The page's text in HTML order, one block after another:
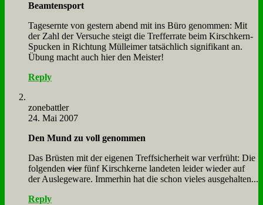
Be­am­ten­s­port
Ta­ges­ern­te von ge­stern abend mit ins Bü­ro ge­nom­men: Mit
der Zahl der Ver­su­che steigt die Tref­fer­ra­te beim Kirsch­kern-
Spucken in Rich­tung Müll­ei­mer tat­säch­lich si­gni­fi­kant an.
Übung macht auch hier den Mei­ster!
Reply
zone­batt­ler
24. Mai 2007
Den Mund zu voll ge­nom­men
Das Brü­sten mit der ei­ge­nen Treff­si­cher­heit war ver­früht: Die
fol­gen­den vierfünf Kirsch­ker­ne lan­de­ten lei­der wie­der auf
der Aus­le­ge­wa­re. Im­mer­hin hat die schon vie­les aus­ge­hal­ten...
Reply